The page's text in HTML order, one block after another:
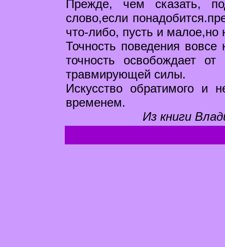
Прежде, чем сказать,
слово,если
что-либо, пусть и малое,но
Точность поведения
точность освобождает
травмирующей силы.
Искусство обратимого и
временем.
Из книги